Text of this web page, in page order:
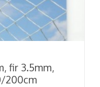
fir 3.5mm,
200cm